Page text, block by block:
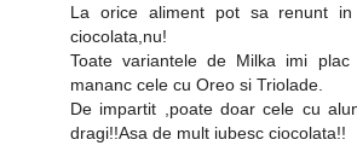
La orice aliment pot sa renunt in
ciocolata,nu!
Toate variantele de Milka imi
mananc cele cu Oreo si Triolade.
De impartit ,poate doar cele cu
dragi!!Asa de mult iubesc ciocolata!!